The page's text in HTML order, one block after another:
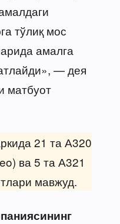
тўлиқ мос
амалга
— дея
матбуот
21 та А320
ва 5 та А321
мавжуд.